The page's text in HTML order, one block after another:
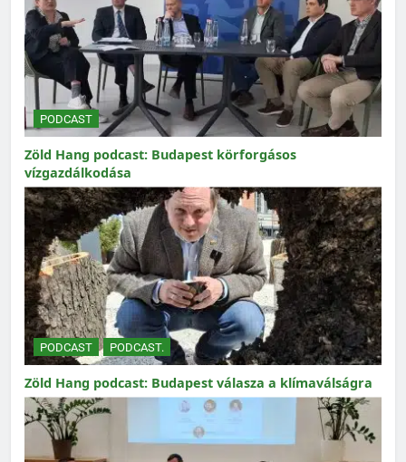
PODCAST
Zöld Hang podcast: Budapest körforgásos
vízgazdálkodása
PODCAST PODCAST.
Zöld Hang podcast: Budapest válasza a klímaválságra